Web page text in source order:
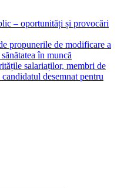
– oportunități și provocări
propunerile de modificare a
în muncă
salariaților, membri de
desemnat pentru